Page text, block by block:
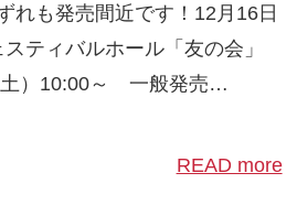
れも発売間近です！12月16日
ティバルホール「友の会」
土）10:00～ 一般発売…
READ more